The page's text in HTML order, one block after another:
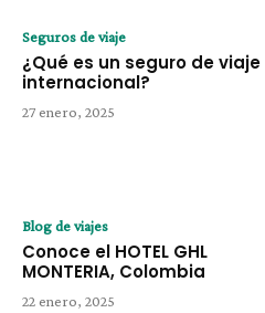
Seguros de viaje
¿Qué es un seguro de viaje
internacional?
27 enero, 2025
Blog de viajes
Conoce el HOTEL GHL
MONTERIA, Colombia
22 enero, 2025